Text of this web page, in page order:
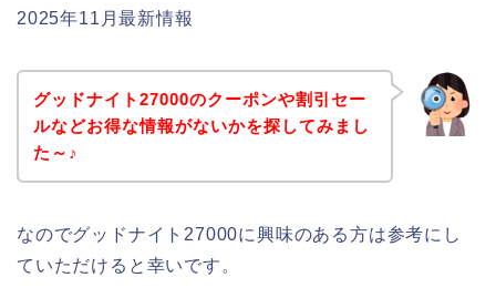
2025年11月最新情報
グッドナイト27000のクーポンや割引セー
ルなどお得な情報がないかを探してみまし
た～♪
なのでグッドナイト27000に興味のある方は参考にし
ていただけると幸いです。